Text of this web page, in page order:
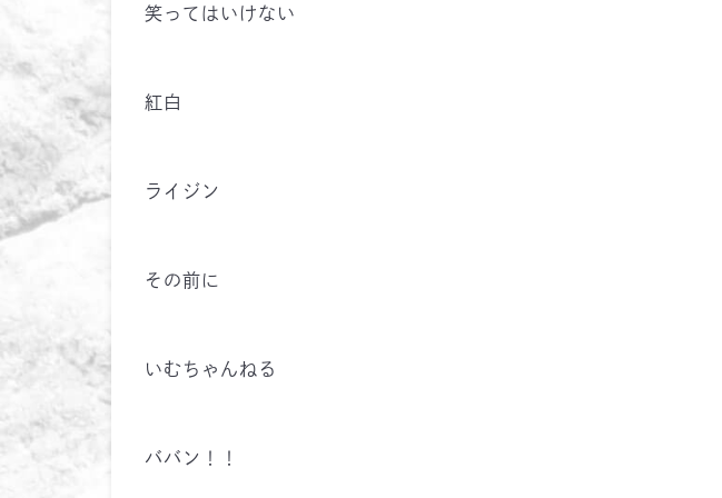
笑ってはいけない
紅白
ライジン
その前に
いむちゃんねる
ババン！！